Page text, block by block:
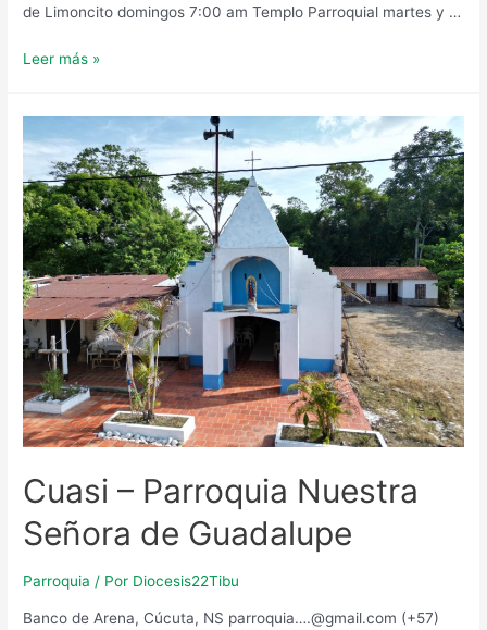
de Limoncito domingos 7:00 am Templo Parroquial martes y …
Parroquia
Leer más »
Cuasi – Parroquia Nuestra
Señora de Guadalupe
Parroquia / Por Diocesis22Tibu
Banco de Arena, Cúcuta, NS parroquia….@gmail.com (+57)